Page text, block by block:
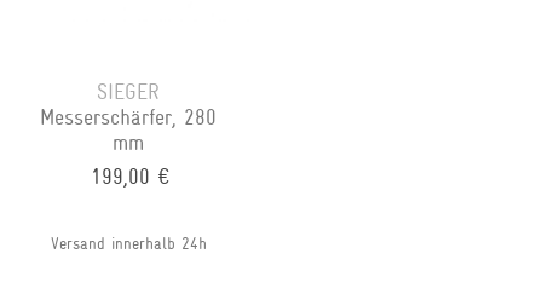
SIEGER
Messerschärfer, 280
mm
199,00 €
Versand innerhalb 24h